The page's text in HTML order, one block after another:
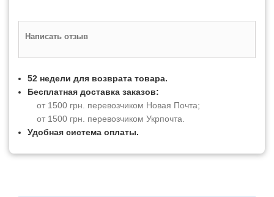
Написать отзыв
52 недели для возврата товара.
Бесплатная доставка заказов:
от 1500 грн. перевозчиком Новая Почта;
от 1500 грн. перевозчиком Укрпочта.
Удобная система оплаты.